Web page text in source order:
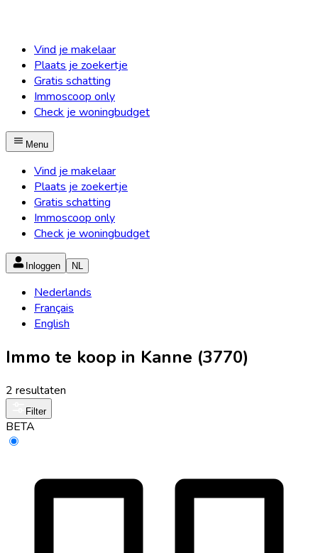
Vind je makelaar
Plaats je zoekertje
Gratis schatting
Immoscoop only
Check je woningbudget
Menu
Vind je makelaar
Plaats je zoekertje
Gratis schatting
Immoscoop only
Check je woningbudget
Inloggen NL
Nederlands
Français
English
Immo te koop in Kanne (3770)
2 resultaten
Filter
BETA